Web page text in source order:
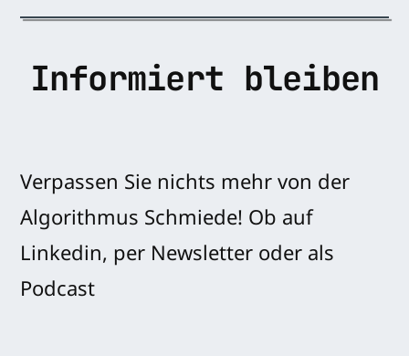
Informiert bleiben
Verpassen Sie nichts mehr von der
Algorithmus Schmiede! Ob auf
Linkedin, per Newsletter oder als
Podcast